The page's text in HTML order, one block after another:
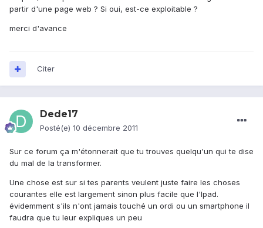
partir d'une page web ? Si oui, est-ce exploitable ?
merci d'avance
Citer
Dede17
Posté(e) 10 décembre 2011
Sur ce forum ça m'étonnerait que tu trouves quelqu'un qui te dise
du mal de la transformer.
Une chose est sur si tes parents veulent juste faire les choses
courantes elle est largement sinon plus facile que l'Ipad.
évidemment s'ils n'ont jamais touché un ordi ou un smartphone il
faudra que tu leur expliques un peu